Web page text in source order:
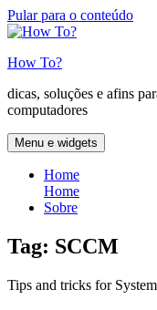
Pular para o conteúdo
How To?
dicas, soluções e afins
computadores
Menu e widgets
Home
Home
Sobre
Tag: SCCM
Tips and tricks for